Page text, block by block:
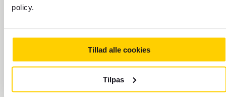
policy.
Tillad alle cookies
Tilpas
Økonomi
Søg